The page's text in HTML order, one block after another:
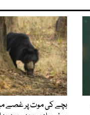
بچے کی موت پر غصے